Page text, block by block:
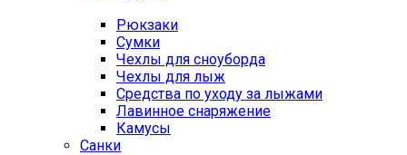
Рюкзаки
Сумки
Чехлы для сноуборда
Чехлы для лыж
Средства по уходу за лыжами
Лавинное снаряжение
Камусы
Санки